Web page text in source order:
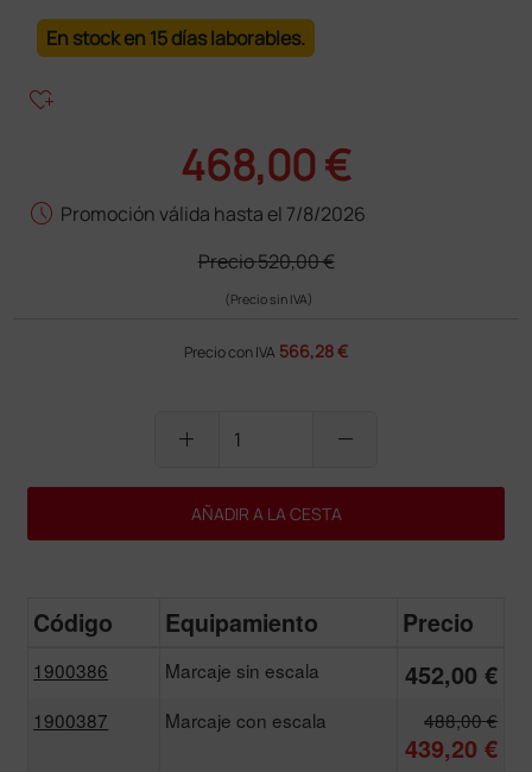
En stock en 15 días laborables.
heart_plus
468,00 €
schedule Promoción válida hasta el 7/8/2026
Precio520,00 €
(Precio sin IVA)
Precio con IVA 566,28 €
add remove
AÑADIR A LA CESTA
Código Equipamiento Precio
1900386 Marcaje sin escala 452,00 €
1900387 Marcaje con escala 488,00 €
439,20 €